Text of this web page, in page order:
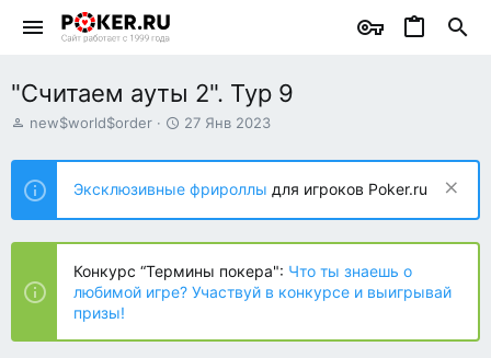
"Считаем ауты 2". Тур 9
А
т
о
р
т
е
ы
new$world$order
Д
т
н
а
ч
л
а
27 Янв 2023
Эксклюзивные фрироллы для игроков Poker.ru
Конкурс “Термины покера": Что ты знаешь о
любимой игре? Участвуй в конкурсе и выигрывай
призы!